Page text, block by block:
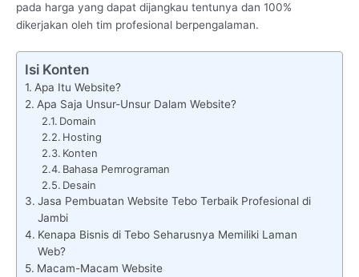
pada harga yang dapat dijangkau tentunya dan 100%
dikerjakan oleh tim profesional berpengalaman.
Isi Konten
Apa Itu Website?
Apa Saja Unsur-Unsur Dalam Website?
Domain
Hosting
Konten
Bahasa Pemrograman
Desain
Jasa Pembuatan Website Tebo Terbaik Profesional di
Jambi
Kenapa Bisnis di Tebo Seharusnya Memiliki Laman
Web?
Macam-Macam Website